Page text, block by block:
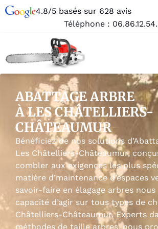
4.8/5 basés sur 628 avis
Téléphone :
ABATTAGE ARBRE
À LES CHÂTELLIERS-
CHÂTEAUMUR
Bénéficiez de nos solutions
Les Châtelliers-Châteaumur,
combler aux exigences les plus
matière d’maintenance d’espaces
savoir-faire en élagage arbres
capacité d’agir sur tous types de
Châtelliers-Châteaumur. Experts
méthodes de taille arbres, nous